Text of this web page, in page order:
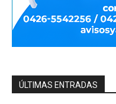
ÚLTIMAS ENTRADAS